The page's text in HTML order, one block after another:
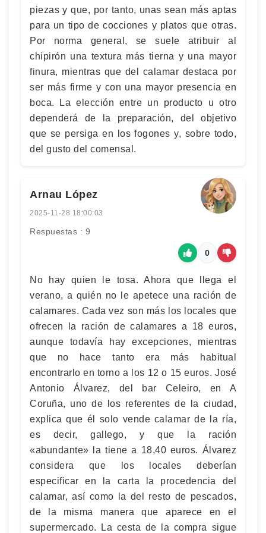
piezas y que, por tanto, unas sean más aptas
para un tipo de cocciones y platos que otras.
Por norma general, se suele atribuir al
chipirón una textura más tierna y una mayor
finura, mientras que del calamar destaca por
ser más firme y con una mayor presencia en
boca. La elección entre un producto u otro
dependerá de la preparación, del objetivo
que se persiga en los fogones y, sobre todo,
del gusto del comensal.
Arnau López
2025-11-28 18:00:03
Respuestas : 9
0
No hay quien le tosa. Ahora que llega el
verano, a quién no le apetece una ración de
calamares. Cada vez son más los locales que
ofrecen la ración de calamares a 18 euros,
aunque todavía hay excepciones, mientras
que no hace tanto era más habitual
encontrarlo en torno a los 12 o 15 euros. José
Antonio Álvarez, del bar Celeiro, en A
Coruña, uno de los referentes de la ciudad,
explica que él solo vende calamar de la ría,
es decir, gallego, y que la ración
«abundante» la tiene a 18,40 euros. Álvarez
considera que los locales deberían
especificar en la carta la procedencia del
calamar, así como la del resto de pescados,
de la misma manera que aparece en el
supermercado. La cesta de la compra sigue